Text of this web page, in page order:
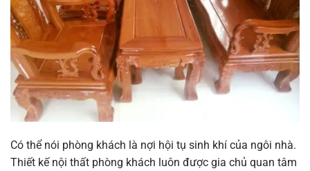
Có thể nói phòng khách là nợi hội tụ sinh khí của ngôi nhà.
Thiết kế nội thất phòng khách luôn được gia chủ quan tâm